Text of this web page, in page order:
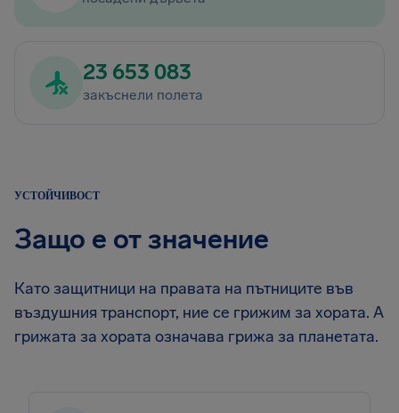
23 653 083
закъснели полета
УСТОЙЧИВОСТ
Защо е от значение
Като защитници на правата на пътниците във
въздушния транспорт, ние се грижим за хората. А
грижата за хората означава грижа за планетата.